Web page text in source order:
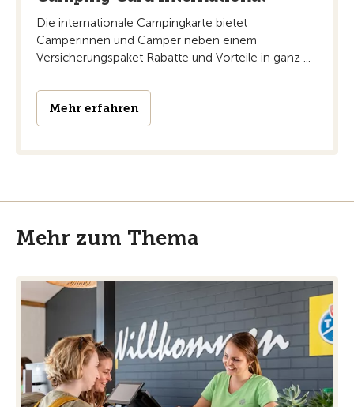
Die internationale Campingkarte bietet
Camperinnen und Camper neben einem
Versicherungspaket Rabatte und Vorteile in ganz ...
Mehr erfahren
Mehr zum Thema